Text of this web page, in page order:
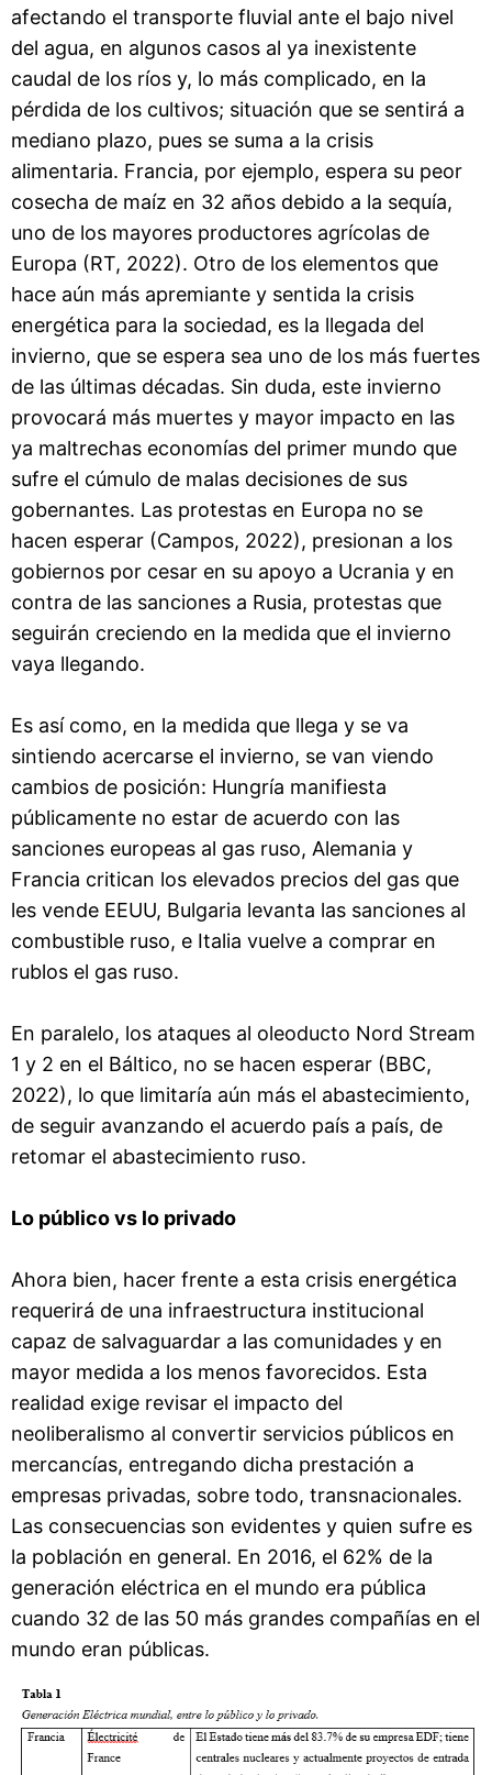
afectando el transporte fluvial ante el bajo nivel
del agua, en algunos casos al ya inexistente
caudal de los ríos y, lo más complicado, en la
pérdida de los cultivos; situación que se sentirá a
mediano plazo, pues se suma a la crisis
alimentaria. Francia, por ejemplo, espera su peor
cosecha de maíz en 32 años debido a la sequía,
uno de los mayores productores agrícolas de
Europa (RT, 2022). Otro de los elementos que
hace aún más apremiante y sentida la crisis
energética para la sociedad, es la llegada del
invierno, que se espera sea uno de los más fuertes
de las últimas décadas. Sin duda, este invierno
provocará más muertes y mayor impacto en las
ya maltrechas economías del primer mundo que
sufre el cúmulo de malas decisiones de sus
gobernantes. Las protestas en Europa no se
hacen esperar (Campos, 2022), presionan a los
gobiernos por cesar en su apoyo a Ucrania y en
contra de las sanciones a Rusia, protestas que
seguirán creciendo en la medida que el invierno
vaya llegando.
Es así como, en la medida que llega y se va
sintiendo acercarse el invierno, se van viendo
cambios de posición: Hungría manifiesta
públicamente no estar de acuerdo con las
sanciones europeas al gas ruso, Alemania y
Francia critican los elevados precios del gas que
les vende EEUU, Bulgaria levanta las sanciones al
combustible ruso, e Italia vuelve a comprar en
rublos el gas ruso.
En paralelo, los ataques al oleoducto Nord Stream
1 y 2 en el Báltico, no se hacen esperar (BBC,
2022), lo que limitaría aún más el abastecimiento,
de seguir avanzando el acuerdo país a país, de
retomar el abastecimiento ruso.
Lo público vs lo privado
Ahora bien, hacer frente a esta crisis energética
requerirá de una infraestructura institucional
capaz de salvaguardar a las comunidades y en
mayor medida a los menos favorecidos. Esta
realidad exige revisar el impacto del
neoliberalismo al convertir servicios públicos en
mercancías, entregando dicha prestación a
empresas privadas, sobre todo, transnacionales.
Las consecuencias son evidentes y quien sufre es
la población en general. En 2016, el 62% de la
generación eléctrica en el mundo era pública
cuando 32 de las 50 más grandes compañías en el
mundo eran públicas.